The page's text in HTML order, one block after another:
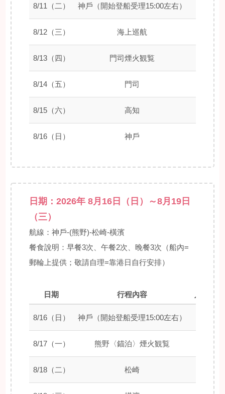
8/11（二） 神戶（開始登船受理15:00左右）
8/12（三） 海上巡航
8/13（四） 門司煙火観覧 07:30
8/14（五） 門司
8/15（六） 高知 08:00
8/16（日） 神戶 09:00
日期：2026年 8月16日（日）～8月19日
（三）
航線：神戶-(熊野)-松崎-橫濱
餐食說明：早餐3次、午餐2次、晚餐3次（船內=
郵輪上提供；敬請自理=靠港日自行安排）
日期 行程內容 入港時間
8/16（日） 神戶（開始登船受理15:00左右）
8/17（一） 熊野〈錨泊〉煙火観覧
8/18（二） 松崎 07:30